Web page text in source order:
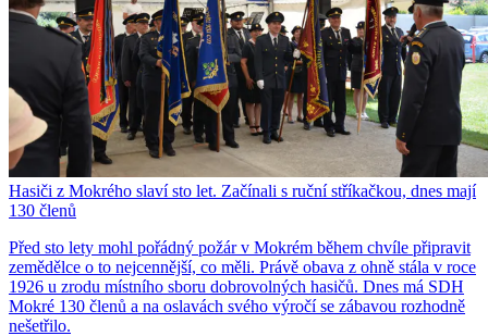
Hasiči z Mokrého slaví sto let. Začínali s ruční stříkačkou, dnes mají
130 členů
Před sto lety mohl pořádný požár v Mokrém během chvíle připravit
zemědělce o to nejcennější, co měli. Právě obava z ohně stála v roce
1926 u zrodu místního sboru dobrovolných hasičů. Dnes má SDH
Mokré 130 členů a na oslavách svého výročí se zábavou rozhodně
nešetřilo.